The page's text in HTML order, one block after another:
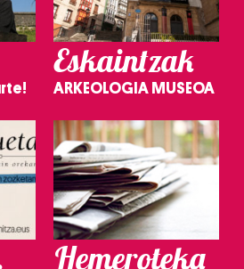
Eskaintzak
ARKEOLOGIA MUSEOA
Hemeroteka